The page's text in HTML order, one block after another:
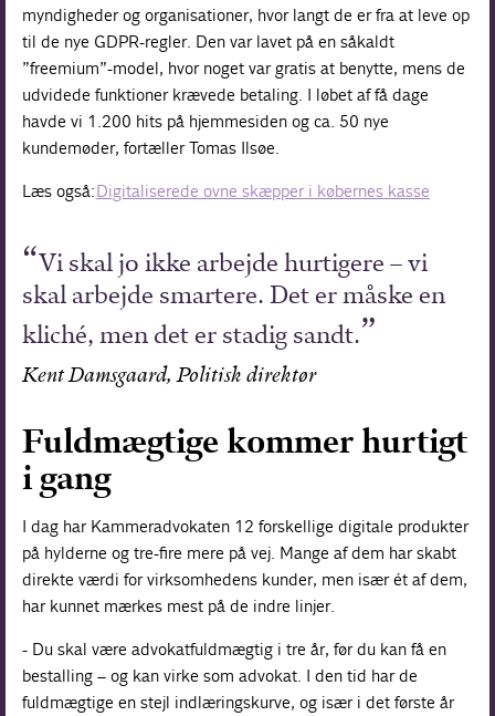
myndigheder og organisationer, hvor langt de er fra at leve op
til de nye GDPR-regler. Den var lavet på en såkaldt
”freemium”-model, hvor noget var gratis at benytte, mens de
udvidede funktioner krævede betaling. I løbet af få dage
havde vi 1.200 hits på hjemmesiden og ca. 50 nye
kundemøder, fortæller Tomas Ilsøe.
Læs også:Digitaliserede ovne skæpper i købernes kasse
Vi skal jo ikke arbejde hurtigere – vi
skal arbejde smartere. Det er måske en
kliché, men det er stadig sandt.
Kent Damsgaard, Politisk direktør
Fuldmægtige kommer hurtigt
i gang
I dag har Kammeradvokaten 12 forskellige digitale produkter
på hylderne og tre-fire mere på vej. Mange af dem har skabt
direkte værdi for virksomhedens kunder, men især ét af dem,
har kunnet mærkes mest på de indre linjer.
- Du skal være advokatfuldmægtig i tre år, før du kan få en
bestalling – og kan virke som advokat. I den tid har de
fuldmægtige en stejl indlæringskurve, og især i det første år